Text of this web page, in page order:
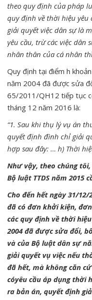
theo quy định của pháp
quy định về thời hiệu yêu
giải quyết việc dân sự là
yêu cầu, trừ các việc dân
nhân thân của cá nhân
Quy định tại điểm h
năm 2004 đã được sửa
65/2011/QH12 tiếp tục
tháng 12 năm 2016 là:
“1. Sau khi thụ lý vụ án
quyết định đình chỉ giải
hợp sau đây: … h) Thời
Như vậy, theo chúng
Bộ luật TTDS năm 2015
Cho đến hết ngày 31/
đã có đơn khởi kiện,
các quy định về thời
2004 đã được sửa đổi,
và của Bộ luật dân sự
giải quyết vụ việc nếu
đã hết, mà không căn
cóyêu cầu áp dụng thời
ra bản án, quyết định